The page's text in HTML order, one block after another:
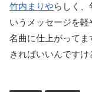
竹内まりやらしく、
いうメッセージを
名曲に仕上がって
きればいいんですけ